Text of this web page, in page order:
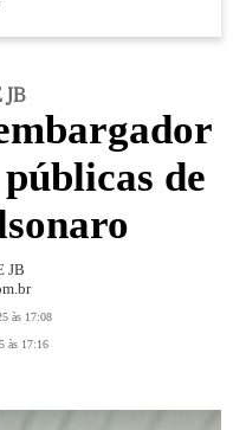
de
JB
às 17:08
às 17:16